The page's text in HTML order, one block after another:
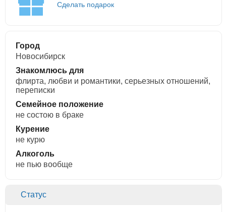
Сделать подарок
Город
Новосибирск
Знакомлюсь для
флирта, любви и романтики, cерьезных отношений,
переписки
Семейное положение
не состою в браке
Курение
не курю
Алкоголь
не пью вообще
Статус